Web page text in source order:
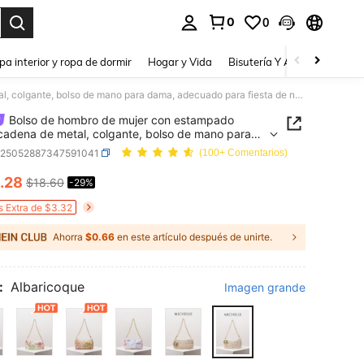
0 0
interior y ropa de dormir Hogar y Vida Bisutería Y Accesorios
Bolso de hombro de mujer con estampado floral, cadena de metal, colgante, bolso de mano para dama, adecuado para fiesta de noche, baile de graduación, boda, cartera elegante de mujer, regalo para mujer
Bolso de hombro de mujer con estampado
de metal, colgante, bolso de mano para
para fiesta de noche, baile de
boda, cartera elegante de mujer, regalo
(100+ Comentarios)
AND AVAILABILITY
.28 $18.60 -29%
Extra de $3.32
Ahorra $0.66 en este artículo después de unirte.
Albaricoque Imagen grande